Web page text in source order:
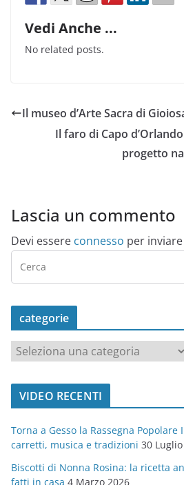
Vedi Anche ...
No related posts.
Il museo d’Arte Sacra di
Il faro di Capo
progetto
Lascia un commento
Devi essere connesso per
categorie
a
t
o
r
i
VIDEO RECENTI
Torna a Gesso la Rassegna
carretti, musica e tradizioni 30
Biscotti di Nonna Rosina: la ricetta
fatti in casa 4 Marzo 2026